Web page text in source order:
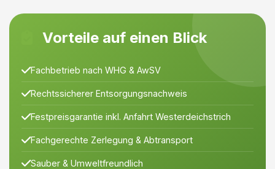
Vorteile auf einen Blick
Fachbetrieb nach WHG & AwSV
Rechtssicherer Entsorgungsnachweis
Festpreisgarantie inkl. Anfahrt Westerdeichstrich
Fachgerechte Zerlegung & Abtransport
Sauber & Umweltfreundlich